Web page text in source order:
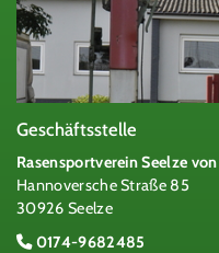
Geschäftsstelle
Rasensportverein Seelze von
Hannoversche Straße 85
30926 Seelze
0174-9682485